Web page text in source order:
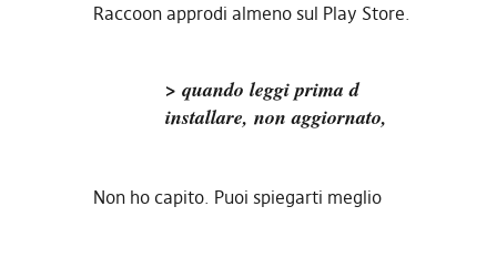
Raccoon approdi almeno sul Play Store.
> quando leggi prima d
installare, non aggiornato,
Non ho capito. Puoi spiegarti meglio